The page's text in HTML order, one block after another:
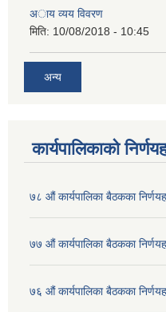
अाय व्यय विवरण
मिति: 10/08/2018 - 10:45
अन्य
कार्यपालिकाको
७८ औं कार्यपालिका बैठकका
७७ औं कार्यपालिका बैठकका
७६ औं कार्यपालिका बैठकका